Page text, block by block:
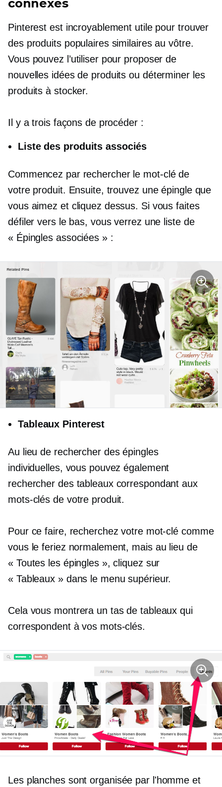
connexes
Pinterest est incroyablement utile pour trouver
des produits populaires similaires au vôtre.
Vous pouvez l’utiliser pour proposer de
nouvelles idées de produits ou déterminer les
produits à stocker.
Il y a trois façons de procéder :
Liste des produits associés
Commencez par rechercher le mot-clé de
votre produit. Ensuite, trouvez une épingle que
vous aimez et cliquez dessus. Si vous faites
défiler vers le bas, vous verrez une liste de
« Épingles associées » :
Tableaux Pinterest
Au lieu de rechercher des épingles
individuelles, vous pouvez également
rechercher des tableaux correspondant aux
mots-clés de votre produit.
Pour ce faire, recherchez votre mot-clé comme
vous le feriez normalement, mais au lieu de
« Toutes les épingles », cliquez sur
« Tableaux » dans le menu supérieur.
Cela vous montrera un tas de tableaux qui
correspondent à vos mots-clés.
Les planches sontorganisée par l'homme et